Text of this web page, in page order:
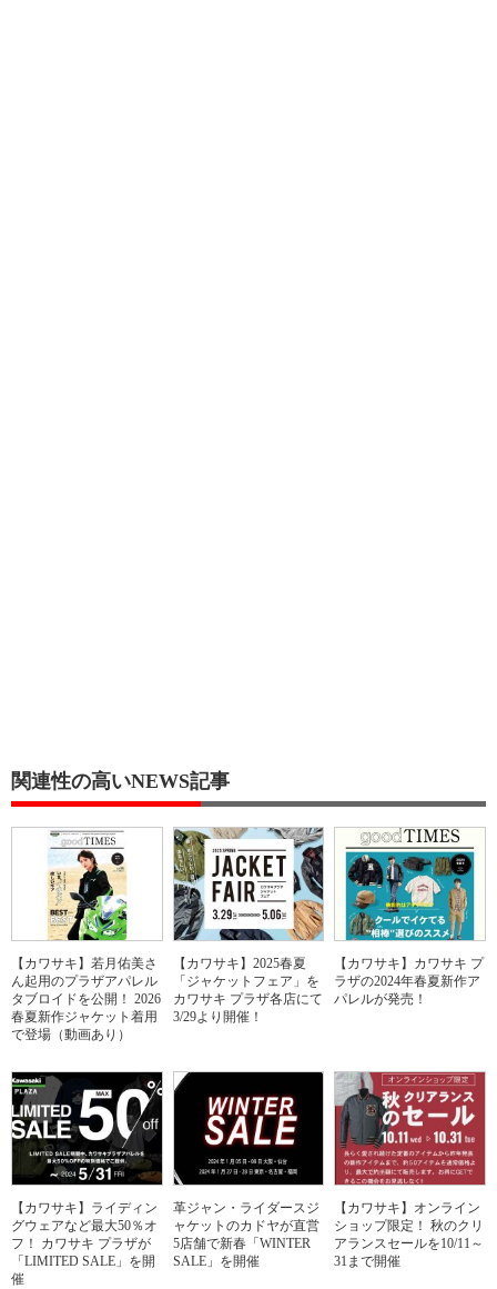
関連性の高いNEWS記事
【カワサキ】若月佑美さ
ん起用のプラザアパレル
タブロイドを公開！ 2026
春夏新作ジャケット着用
で登場（動画あり）
【カワサキ】2025春夏
「ジャケットフェア」を
カワサキ プラザ各店にて
3/29より開催！
【カワサキ】カワサキ プ
ラザの2024年春夏新作ア
パレルが発売！
【カワサキ】ライディン
グウェアなど最大50％オ
フ！ カワサキ プラザが
「LIMITED SALE」を開
催
革ジャン・ライダースジ
ャケットのカドヤが直営
5店舗で新春「WINTER
SALE」を開催
【カワサキ】オンライン
ショップ限定！ 秋のクリ
アランスセールを10/11～
31まで開催